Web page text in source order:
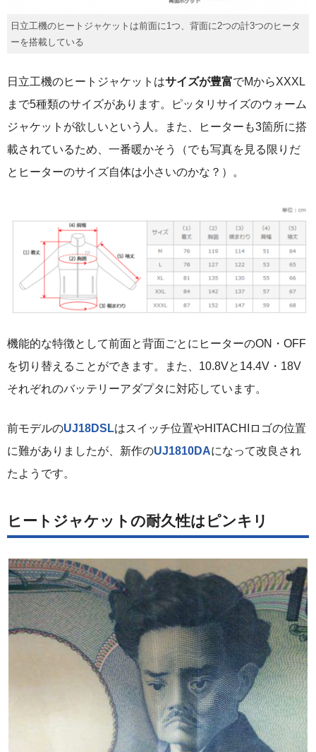
日立工機のヒートジャケットは前面に1つ、背面に2つの計3つのヒータ
ーを搭載している
日立工機のヒートジャケットはサイズが豊富でMからXXXL
まで5種類のサイズがあります。ピッタリサイズのウォーム
ジャケットが欲しいという人。また、ヒーターも3箇所に搭
載されているため、一番暖かそう（でも写真を見る限りだ
とヒーターのサイズ自体は小さいのかな？）。
機能的な特徴として前面と背面ごとにヒーターのON・OFF
を切り替えることができます。また、10.8Vと14.4V・18V
それぞれのバッテリーアダプタに対応しています。
前モデルのUJ18DSLはスイッチ位置やHITACHIロゴの位置
に難がありましたが、新作のUJ1810DAになって改良され
たようです。
ヒートジャケットの耐久性はピンキリ